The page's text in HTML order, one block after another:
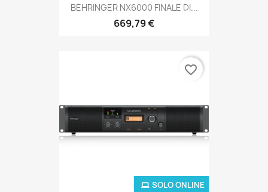
BEHRINGER NX6000 FINALE DI...
669,79 €
SOLO ONLINE
favorite_border